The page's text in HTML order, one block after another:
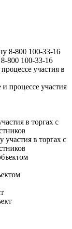
800 100-33-16
участия в
в торгах с